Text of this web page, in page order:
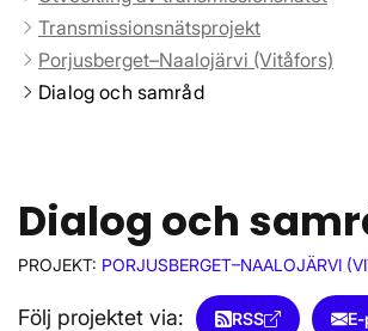
Transmissionsnätsprojekt
Porjusberget–Naalojärvi (Vitåfors)
Dialog och samråd
Dialog och
PROJEKT: PORJUSBERGET–NAALOJÄRVI
Följ projektet via: RSS